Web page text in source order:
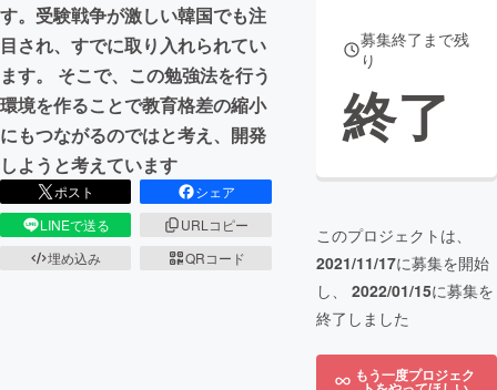
す。受験戦争が激しい韓国でも注
目され、すでに取り入れられてい
ます。 そこで、この勉強法を行う
環境を作ることで教育格差の縮小
にもつながるのではと考え、開発
しようと考えています
ポスト
シェア
LINEで送る
URLコピー
埋め込み
QRコード
募集終了まで残
り
終了
このプロジェクトは、
2021/11/17に募集を開始
し、 2022/01/15に募集を
終了しました
もう一度プロジェク